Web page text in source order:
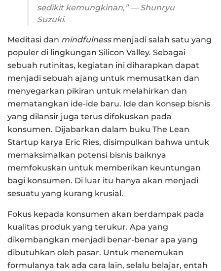
sedikit kemungkinan,” — Shunryu
Suzuki.
Meditasi dan mindfulnessmenjadi salah satu yang
populer di lingkungan Silicon Valley. Sebagai
sebuah rutinitas, kegiatan ini diharapkan dapat
menjadi sebuah ajang untuk memusatkan dan
menyegarkan pikiran untuk melahirkan dan
mematangkan ide-ide baru. Ide dan konsep bisnis
yang dilansir juga terus difokuskan pada
konsumen. Dijabarkan dalam buku The Lean
Startup karya Eric Ries, disimpulkan bahwa untuk
memaksimalkan potensi bisnis baiknya
memfokuskan untuk memberikan keuntungan
bagi konsumen. Di luar itu hanya akan menjadi
sesuatu yang kurang krusial.
Fokus kepada konsumen akan berdampak pada
kualitas produk yang terukur. Apa yang
dikembangkan menjadi benar-benar apa yang
dibutuhkan oleh pasar. Untuk menemukan
formulanya tak ada cara lain, selalu belajar, entah